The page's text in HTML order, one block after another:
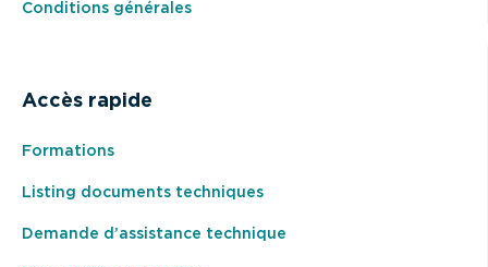
Conditions générales
Accès rapide
Formations
Listing documents techniques
Demande d’assistance technique